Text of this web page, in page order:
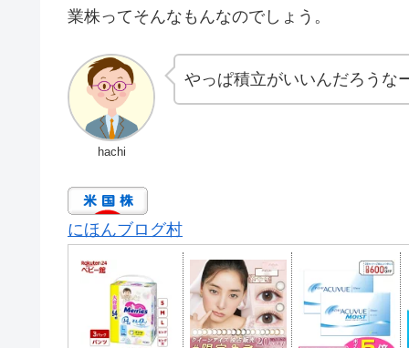
業株ってそんなもんなのでしょう。
hachi
やっぱ積立がいいんだろうな
にほんブログ村